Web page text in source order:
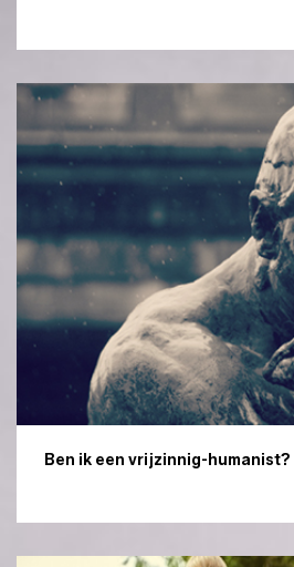
Ben ik een vrijzinnig-humanist?